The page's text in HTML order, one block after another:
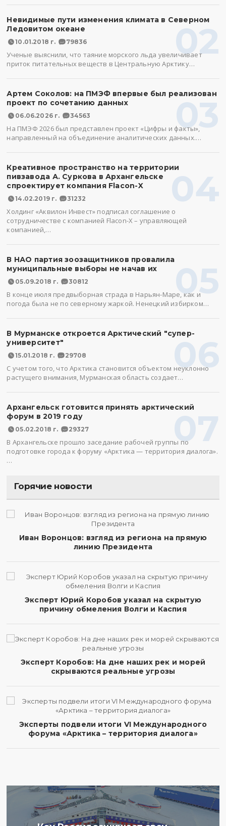
02
Невидимые пути изменения климата в Северном
Ледовитом океане
10.01.2018 г. 79836
Ученые выяснили, что таяние морского льда увеличивает
приток питательных веществ в Центральную Арктику…
03
Артем Соколов: на ПМЭФ впервые был реализован
проект по сочетанию данных
06.06.2026 г. 34563
На ПМЭФ 2026 был представлен проект «Цифры и факты»,
направленный на объединение аналитических данных.…
04
Креативное пространство на территории
пивзавода А. Суркова в Архангельске
спроектирует компания Flacon-X
14.02.2019 г. 31232
Холдинг «Аквилон Инвест» подписал соглашение о
сотрудничестве с компанией Flacon-X – управляющей
компанией,…
05
В НАО партия зоозащитников провалила
муниципальные выборы не начав их
05.09.2018 г. 30812
В конце июля предвыборная страда в Нарьян-Маре, как и
погода была не по северному жаркой. Ненецкий избирком…
06
В Мурманске откроется Арктический "супер-
университет"
15.01.2018 г. 29708
С учетом того, что Арктика становится объектом неуклонно
растущего внимания, Мурманская область создает…
07
Архангельск готовится принять арктический
форум в 2019 году
05.02.2018 г. 29327
В Архангельске прошло заседание рабочей группы по
подготовке города к форуму «Арктика — территория диалога».
…
Горячие новости
Иван Воронцов: взгляд из региона на прямую
линию Президента
Эксперт Юрий Коробов указал на скрытую
причину обмеления Волги и Каспия
Эксперт Коробов: На дне наших рек и морей
скрываются реальные угрозы
Эксперты подвели итоги VI Международного
форума «Арктика – территория диалога»